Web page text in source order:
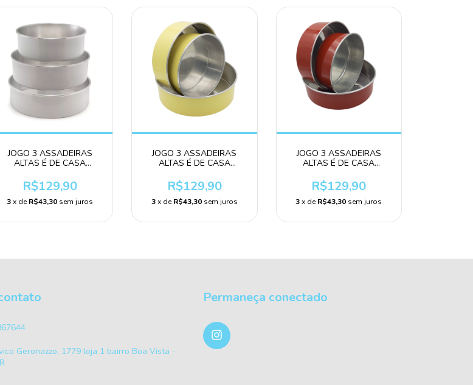
JOGO 3 ASSADEIRAS
ALTAS É DE CASA
R$129,90
3 x deR$43,30 sem juros
JOGO 3 ASSADEIRAS
ALTAS É DE CASA
R$129,90
3 x deR$43,30 sem juros
JOGO 3 ASSADEIRAS
ALTAS É DE CASA
R$129,90
3 x deR$43,30 sem juros
Geronazzo, 1779 loja 1 bairro Boa Vista -
Permaneça conectado